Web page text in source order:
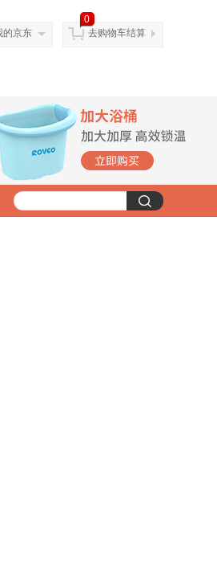
的京东
0
去购物车结算